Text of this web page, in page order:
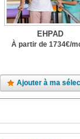
EHPAD
À partir de 1734€/
Ajouter à ma